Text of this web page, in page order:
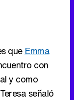
que Emma
con
y como
señaló